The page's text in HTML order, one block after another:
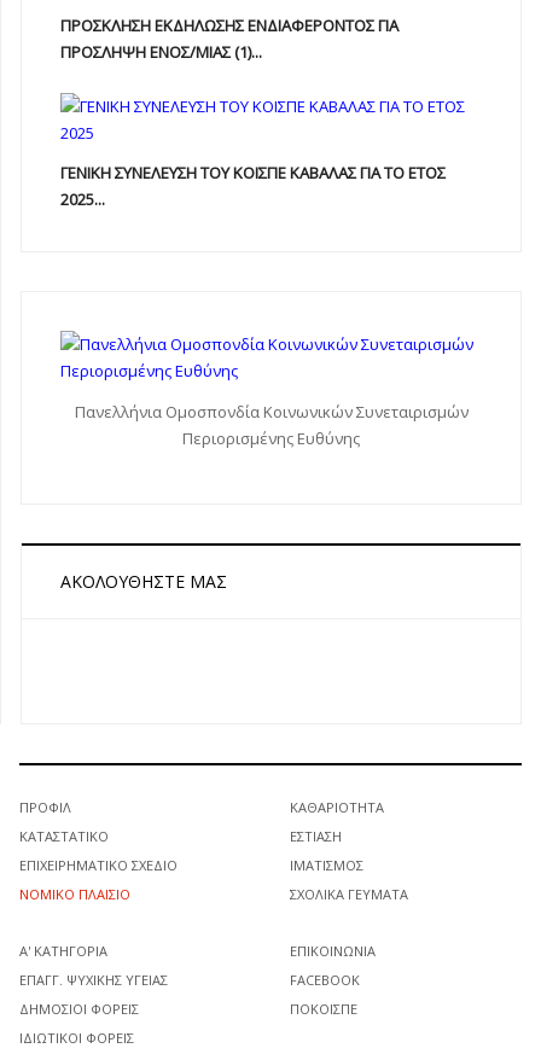
ΠΡΟΣΚΛΗΣΗ ΕΚΔΗΛΩΣΗΣ ΕΝΔΙΑΦΕΡΟΝΤΟΣ ΓΙΑ
ΠΡΟΣΛΗΨΗ ΕΝOΣ/ΜΙΑΣ (1)...
ΓΕΝΙΚΗ ΣΥΝΕΛΕΥΣΗ ΤΟΥ ΚΟΙΣΠΕ ΚΑΒΑΛΑΣ ΓΙΑ ΤΟ ΕΤΟΣ
2025...
Πανελλήνια Ομοσπονδία Κοινωνικών Συνεταιρισμών
Περιορισμένης Ευθύνης
ΑΚΟΛΟΥΘΉΣΤΕ ΜΑΣ
ΠΡΟΦΊΛ
ΚΑΤΑΣΤΑΤΙΚΌ
ΕΠΙΧΕΙΡΗΜΑΤΙΚΌ ΣΧΈΔΙΟ
ΝΟΜΙΚΌ ΠΛΑΊΣΙΟ
ΚΑΘΑΡΙΌΤΗΤΑ
ΕΣΤΊΑΣΗ
ΙΜΑΤΙΣΜΌΣ
ΣΧΟΛΙΚΆ ΓΕΎΜΑΤΑ
Α' ΚΑΤΗΓΟΡΊΑ
ΕΠΑΓΓ. ΨΥΧΙΚΉΣ ΥΓΕΊΑΣ
ΔΗΜΌΣΙΟΙ ΦΟΡΕΊΣ
ΙΔΙΩΤΙΚΟΊ ΦΟΡΕΊΣ
ΕΠΙΚΟΙΝΩΝΊΑ
FACEBOOK
ΠΟΚΟΙΣΠΕ